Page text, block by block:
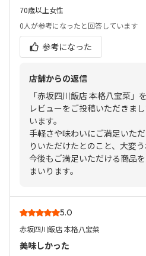
70歳以上女性
0人が参考になったと回答しています
参考になった
店舗からの返信
「赤坂四川飯店 本格八宝菜」
レビューをご投稿いただきま
います。
手軽さや味わいにご満足いた
りいただけたとのこと、大変う
今後もご満足いただける商品
まいります。
5.0
赤坂四川飯店 本格八宝菜
美味しかった